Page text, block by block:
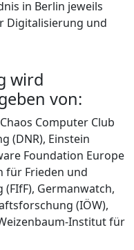
in Berlin jeweils
Digitalisierung und
wird
von:
Computer Club
(DNR), Einstein
Foundation Europe
für Frieden und
Germanwatch,
(IÖW),
Institut für